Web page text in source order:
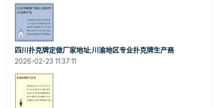
四川扑克牌定做厂家地址;川渝地区专业扑克牌生产商
2026-02-23 11:37:11